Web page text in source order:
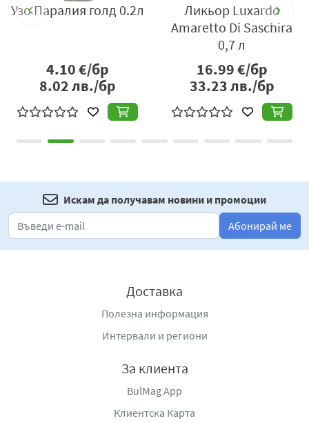
Узо Паралия голд 0.2л
4.10€/бр
8.02лв./бр
Ликьор Luxardo
Amaretto Di Saschira
0,7 л
16.99€/бр
33.23лв./бр
Искам да получавам новини и промоции
Абонирай ме
Доставка
Полезна информация
Интервали и региони
За клиента
BulMag App
Клиентска Карта